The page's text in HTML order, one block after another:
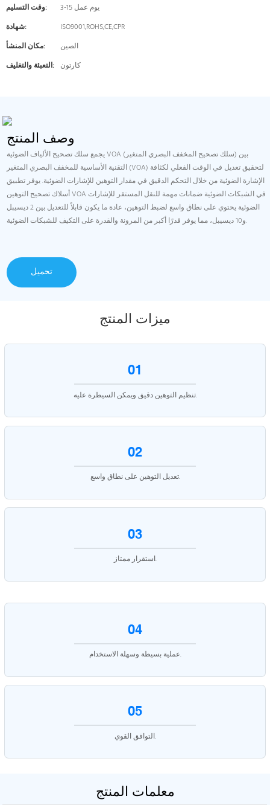
وقت التسليم:
3-15 يوم عمل
شهادة:
ISO9001,ROHS,CE,CPR
مكان المنشأ:
الصين
التعبئة والتغليف: كارتون
وصف المنتج
يجمع سلك تصحيح الألياف الضوئية VOA (سلك تصحيح المخفف البصري المتغير) بين
التقنية الأساسية للمخفف البصري المتغير (VOA) لتحقيق تعديل في الوقت الفعلي لكثافة
الإشارة الضوئية من خلال التحكم الدقيق في مقدار التوهين للإشارات الضوئية. يوفر تطبيق
أسلاك تصحيح التوهين VOA في الشبكات الضوئية ضمانات مهمة للنقل المستقر للإشارات
الضوئية يحتوي على نطاق واسع لضبط التوهين، عادة ما يكون قابلاً للتعديل بين 2 ديسيبل
و10 ديسيبل، مما يوفر قدرًا أكبر من المرونة والقدرة على التكيف للشبكات الضوئية.
تحميل
ميزات المنتج
01
تنظيم التوهين دقيق ويمكن السيطرة عليه.
02
تعديل التوهين على نطاق واسع.
03
استقرار ممتاز.
04
عملية بسيطة وسهلة الاستخدام.
05
التوافق القوي.
معلمات المنتج